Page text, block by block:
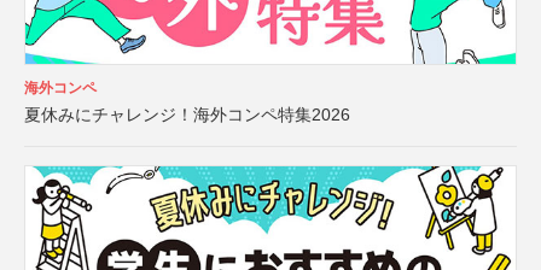
海外コンペ
夏休みにチャレンジ！海外コンペ特集2026